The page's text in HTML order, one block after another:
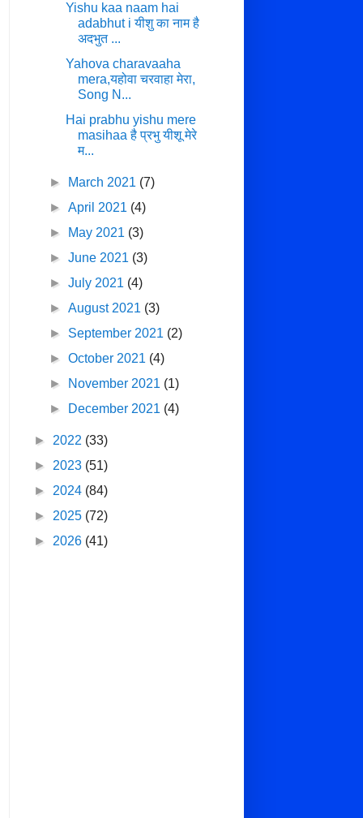
Yishu kaa naam hai
adabhut i यीशु का नाम है
अदभुत ...
Yahova charavaaha
mera,यहोवा चरवाहा मेरा,
Song N...
Hai prabhu yishu mere
masihaa है प्रभु यीशू मेरे
म...
► March 2021 (7)
►April 2021 (4)
►
May 2021 (3)
►June 2021 (3)
►July 2021 (4)
►August 2021 (3)
► September 2021 (2)
►October 2021 (4)
►
November 2021 (1)
►
December 2021 (4)
► 2022 (33)
► 2023 (51)
► 2024 (84)
► 2025 (72)
► 2026 (41)